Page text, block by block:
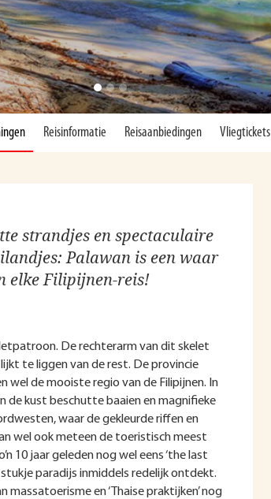
Reisinformatie Reisaanbiedingen Vliegtickets
strandjes en spectaculaire
Palawan is een waar
elke Filipijnen-reis!
De rechterarm van dit skelet
te liggen van de rest. De provincie
wel de mooiste regio van de Filipijnen. In
de kust beschutte baaien en magnifieke
waar de gekleurde riffen en
wel ook meteen de toeristisch meest
10 jaar geleden nog wel eens ‘the last
paradijs inmiddels redelijk ontdekt.
massatoerisme en ‘Thaise praktijken’ nog